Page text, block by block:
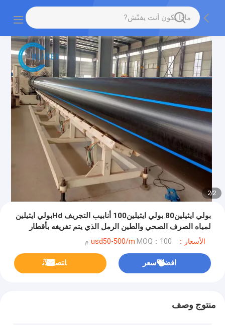
2
/
2
بولي ايثيلين80 بولي ايثيلين100 أنابيب التجريف Hdبولي ايثيلين
لمياه الصرف الصحي والطين الرمل الذي يتم تفريغه بأقطار
كبيرة
الأسعار：usd50-500/m MOQ：100 م
افضل سعر ﺎﺘﺼﻟ ﺍﻶﻧ
منتوج وصف